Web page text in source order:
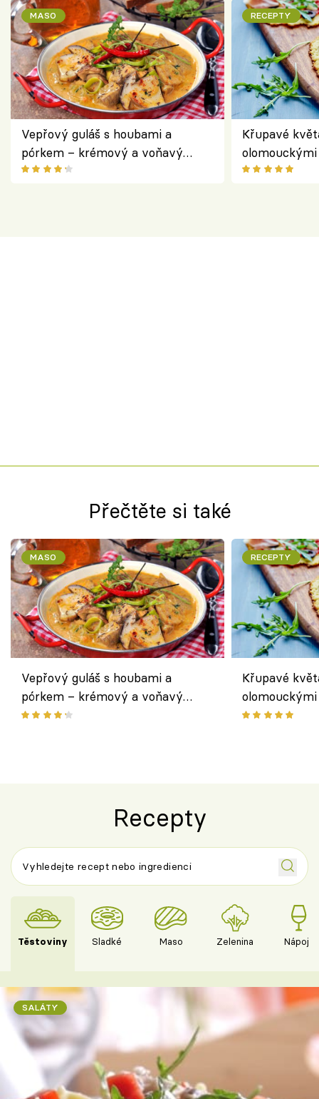
MASO
Vepřový guláš s houbami a
pórkem – krémový a voňavý
pokrm z jednoho hrnce
RECEPTY
Křupavé
bezlepkový
Přečtěte si také
MASO
Vepřový guláš s houbami a
pórkem – krémový a voňavý
pokrm z jednoho hrnce
RECEPTY
Křupavé
bezlepkový
Recepty
Těstoviny Sladké Maso Zelenina Nápoje
SALÁTY